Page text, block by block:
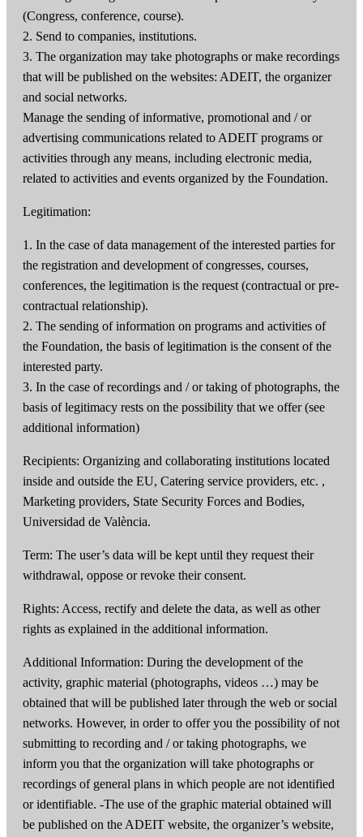
(Congress, conference, course).
2. Send to companies, institutions.
3. The organization may take photographs or make recordings
that will be published on the websites: ADEIT, the organizer
and social networks.
Manage the sending of informative, promotional and / or
advertising communications related to ADEIT programs or
activities through any means, including electronic media,
related to activities and events organized by the Foundation.
Legitimation:
1. In the case of data management of the interested parties for
the registration and development of congresses, courses,
conferences, the legitimation is the request (contractual or pre-
contractual relationship).
2. The sending of information on programs and activities of
the Foundation, the basis of legitimation is the consent of the
interested party.
3. In the case of recordings and / or taking of photographs, the
basis of legitimacy rests on the possibility that we offer (see
additional information)
Recipients: Organizing and collaborating institutions located
inside and outside the EU, Catering service providers, etc. ,
Marketing providers, State Security Forces and Bodies,
Universidad de València.
Term: The user’s data will be kept until they request their
withdrawal, oppose or revoke their consent.
Rights: Access, rectify and delete the data, as well as other
rights as explained in the additional information.
Additional Information: During the development of the
activity, graphic material (photographs, videos …) may be
obtained that will be published later through the web or social
networks. However, in order to offer you the possibility of not
submitting to recording and / or taking photographs, we
inform you that the organization will take photographs or
recordings of general plans in which people are not identified
or identifiable. -The use of the graphic material obtained will
be published on the ADEIT website, the organizer’s website,